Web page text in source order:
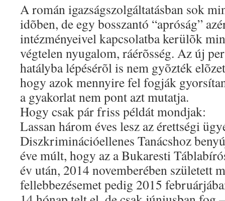
A román igazságszolgáltatásban sok
idõben, de egy bosszantó “apróság”
intézményeivel kapcsolatba kerülõk
végtelen nyugalom, ráérõsség. Az új
hatályba lépésérõl is nem gyõzték
hogy azok mennyire fel fogják
a gyakorlat nem pont azt mutatja.
Hogy csak pár friss példát mondjak:
Lassan három éves lesz az érettségi
Diszkriminációellenes Tanácshoz
éve múlt, hogy az a Bukaresti
év után, 2014 novemberében született
fellebbezésemet pedig 2015